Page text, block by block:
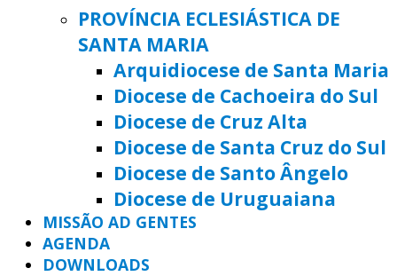
PROVÍNCIA ECLESIÁSTICA DE
SANTA MARIA
Arquidiocese de Santa Maria
Diocese de Cachoeira do Sul
Diocese de Cruz Alta
Diocese de Santa Cruz do Sul
Diocese de Santo Ângelo
Diocese de Uruguaiana
MISSÃO AD GENTES
AGENDA
DOWNLOADS